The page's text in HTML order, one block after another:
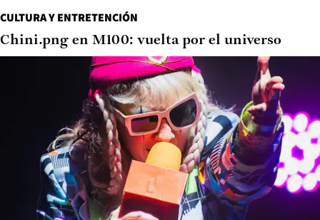
CULTURA Y ENTRETENCIÓN
Chini.png en M100: vuelta por el universo